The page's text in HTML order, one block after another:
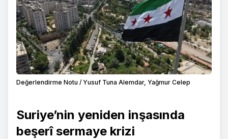
Değerlendirme Notu / Yusuf Tuna Alemdar, Yağmur Celep
Suriye’nin yeniden inşasında
beşerî sermaye krizi